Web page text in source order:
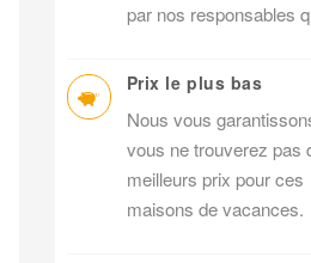
par nos responsables
Prix le plus bas
Nous vous
vous ne trouverez pas
meilleurs prix pour ces
maisons de vacances.